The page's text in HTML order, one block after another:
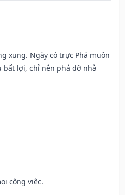
xung. Ngày có trực Phá muôn
bất lợi, chỉ nên phá dỡ nhà
công việc.